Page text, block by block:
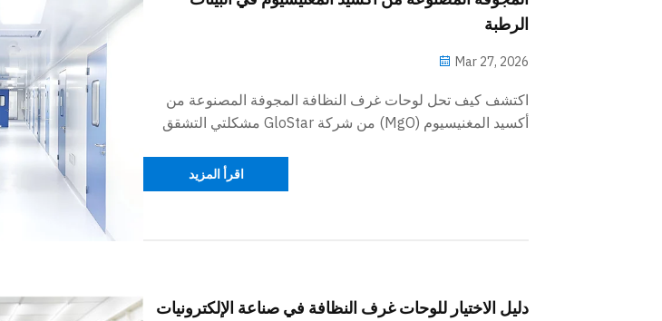
الرطبة
Mar 27, 2026
اكتشف كيف تحل لوحات غرف النظافة المجوفة المصنوعة من
أكسيد المغنيسيوم (MgO) من شركة GloStar مشكلتي التشقق
اقرأ المزيد
دليل الاختيار للوحات غرف النظافة في صناعة الإلكترونيات